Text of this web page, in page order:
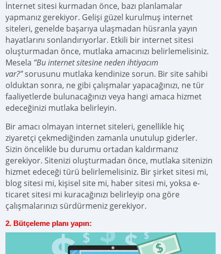
İnternet sitesi kurmadan önce, bazı planlamalar
yapmanız gerekiyor. Gelişi güzel kurulmuş internet
siteleri, genelde başarıya ulaşmadan hüsranla yayın
hayatlarını sonlandırıyorlar. Etkili bir internet sitesi
oluşturmadan önce, mutlaka amacınızı belirlemelisiniz.
Mesela ”Bu internet sitesine neden ihtiyacım
var?”sorusunu mutlaka kendinize sorun. Bir site sahibi
olduktan sonra, ne gibi çalışmalar yapacağınızı, ne tür
faaliyetlerde bulunacağınızı veya hangi amaca hizmet
edeceğinizi mutlaka belirleyin.
Bir amacı olmayan internet siteleri, genellikle hiç
ziyaretçi çekmediğinden zamanla unutulup giderler.
Sizin öncelikle bu durumu ortadan kaldırmanız
gerekiyor. Sitenizi oluşturmadan önce, mutlaka sitenizin
hizmet edeceği türü belirlemelisiniz. Bir şirket sitesi mi,
blog sitesi mi, kişisel site mi, haber sitesi mi, yoksa e-
ticaret sitesi mi kuracağınızı belirleyip ona göre
çalışmalarınızı sürdürmeniz gerekiyor.
2. Bütçeleme planı yapın: